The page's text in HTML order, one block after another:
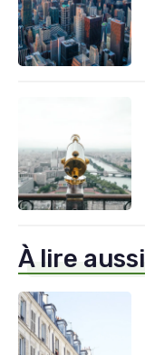
À lire aussi